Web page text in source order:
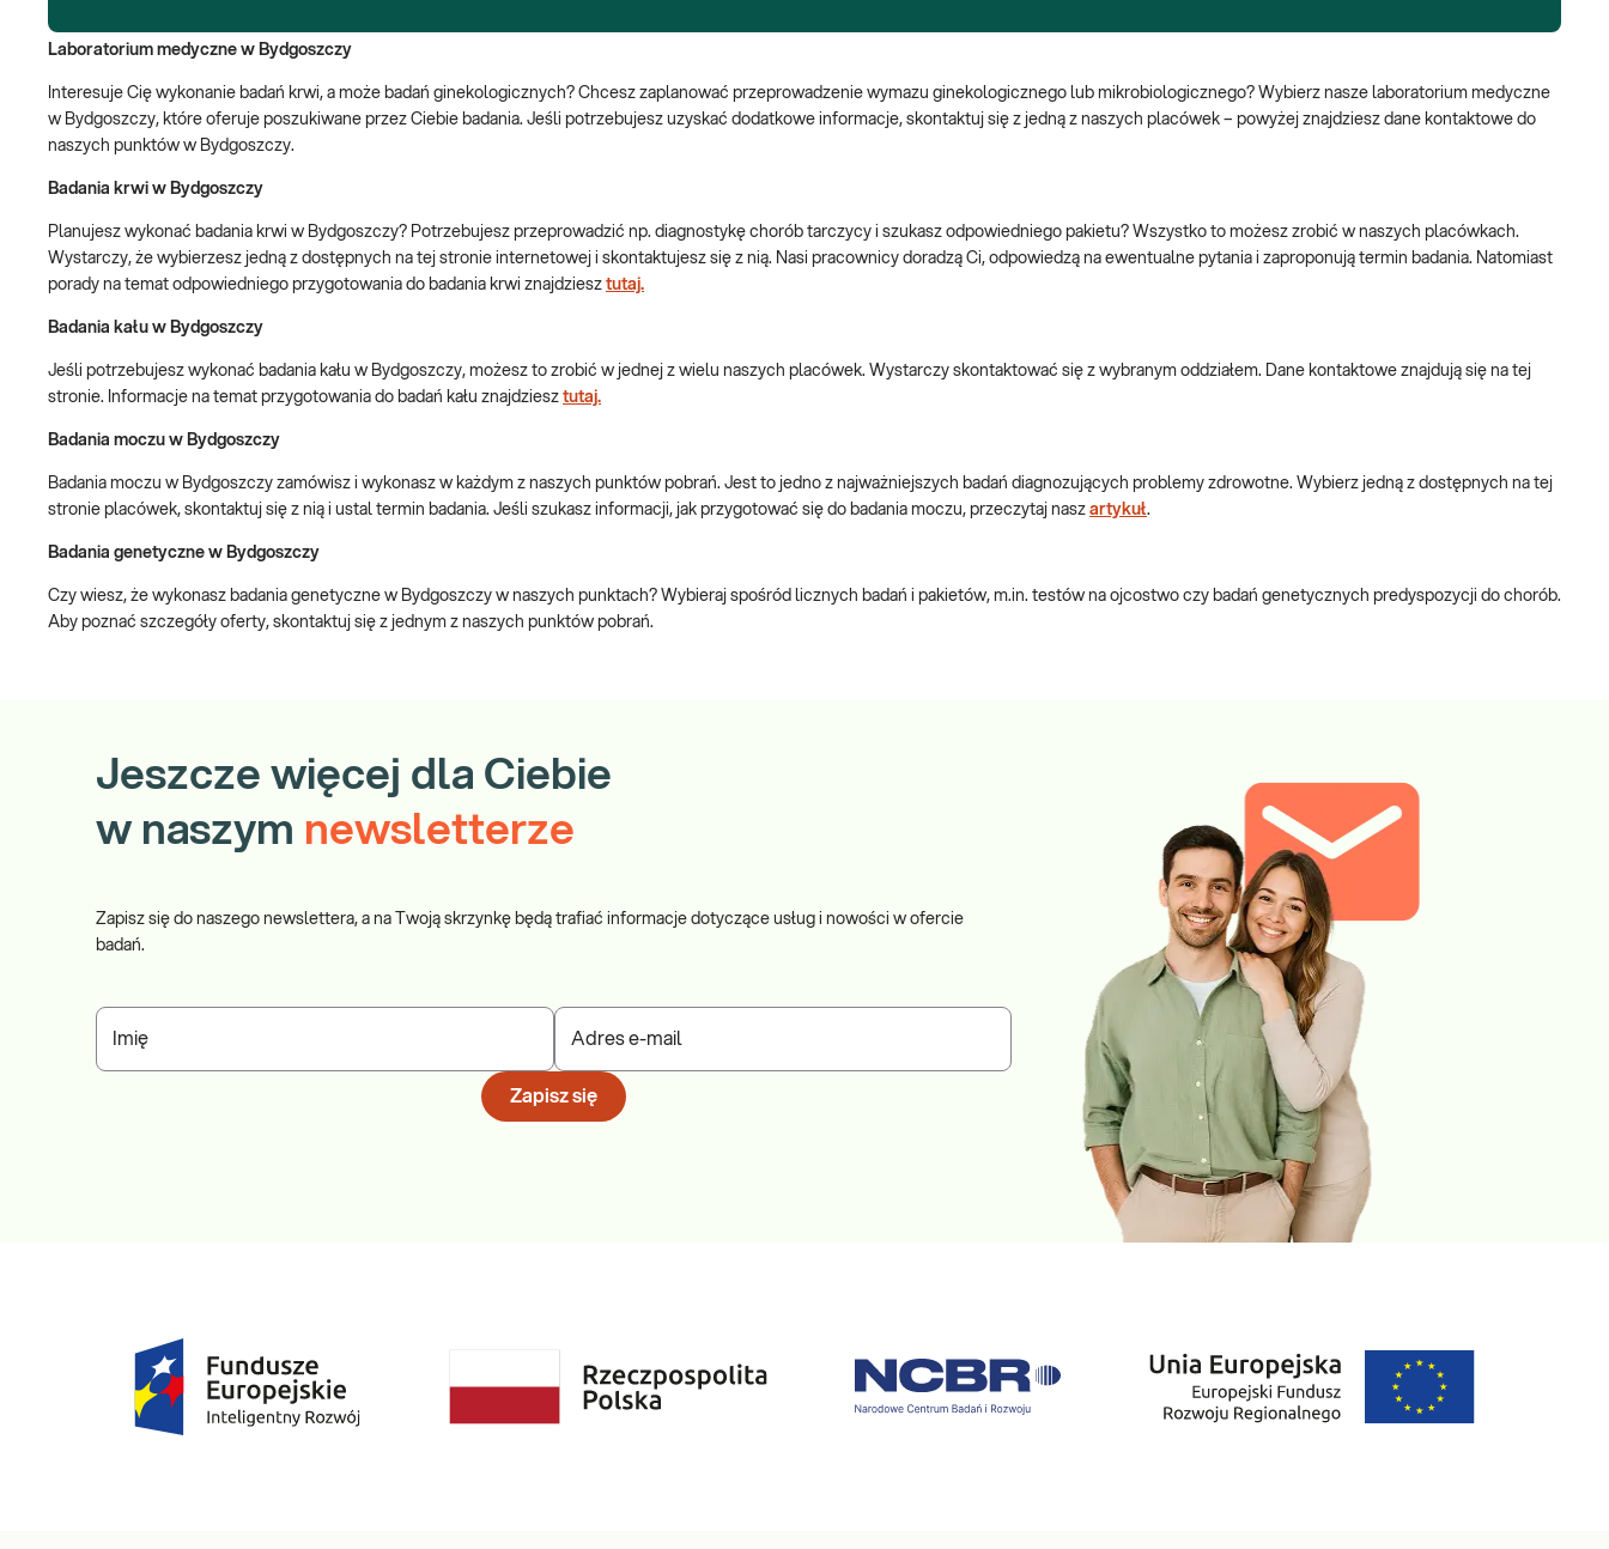
Laboratorium medyczne w Bydgoszczy
Interesuje Cię wykonanie badań krwi, a może badań ginekologicznych? Chcesz zaplanować przeprowadzenie wymazu ginekologicznego lub mikrobiologicznego? Wybierz nasze laboratorium medyczne
w Bydgoszczy, które oferuje poszukiwane przez Ciebie badania. Jeśli potrzebujesz uzyskać dodatkowe informacje, skontaktuj się z jedną z naszych placówek – powyżej znajdziesz dane kontaktowe do
naszych punktów w Bydgoszczy.
Badania krwi w Bydgoszczy
Planujesz wykonać badania krwi w Bydgoszczy? Potrzebujesz przeprowadzić np. diagnostykę chorób tarczycy i szukasz odpowiedniego pakietu? Wszystko to możesz zrobić w naszych placówkach.
Wystarczy, że wybierzesz jedną z dostępnych na tej stronie internetowej i skontaktujesz się z nią. Nasi pracownicy doradzą Ci, odpowiedzą na ewentualne pytania i zaproponują termin badania. Natomiast
porady na temat odpowiedniego przygotowania do badania krwi znajdziesz tutaj.
Badania kału w Bydgoszczy
Jeśli potrzebujesz wykonać badania kału w Bydgoszczy, możesz to zrobić w jednej z wielu naszych placówek. Wystarczy skontaktować się z wybranym oddziałem. Dane kontaktowe znajdują się na tej
stronie. Informacje na temat przygotowania do badań kału znajdziesz tutaj.
Badania moczu w Bydgoszczy
Badania moczu w Bydgoszczy zamówisz i wykonasz w każdym z naszych punktów pobrań. Jest to jedno z najważniejszych badań diagnozujących problemy zdrowotne. Wybierz jedną z dostępnych na tej
stronie placówek, skontaktuj się z nią i ustal termin badania. Jeśli szukasz informacji, jak przygotować się do badania moczu, przeczytaj nasz artykuł.
Badania genetyczne w Bydgoszczy
Czy wiesz, że wykonasz badania genetyczne w Bydgoszczy w naszych punktach? Wybieraj spośród licznych badań i pakietów, m.in. testów na ojcostwo czy badań genetycznych predyspozycji do chorób.
Aby poznać szczegóły oferty, skontaktuj się z jednym z naszych punktów pobrań.
Jeszcze więcej dla Ciebie
w naszym newsletterze
Zapisz się do naszego newslettera, a na Twoją skrzynkę będą trafiać informacje dotyczące usług i nowości w ofercie
badań.
Imię Adres e-mail
Zapisz się